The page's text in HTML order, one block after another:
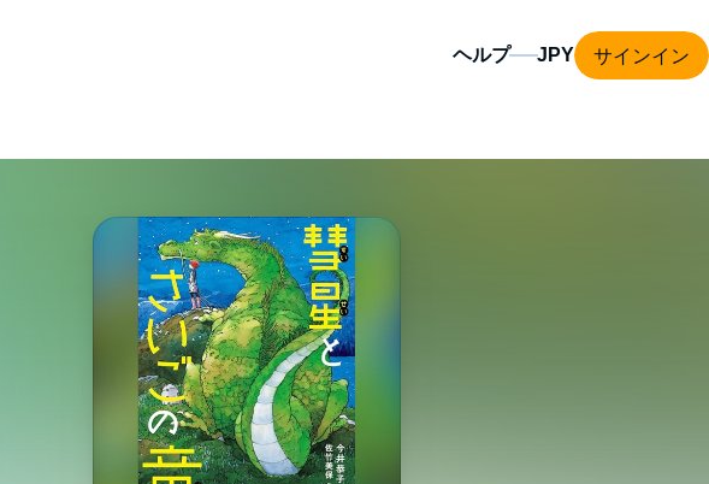
ヘルプ サインイン